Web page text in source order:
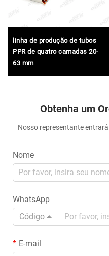
linha de produção de tubos
PPR de quatro camadas 20-
63 mm
Obtenha um
Nosso representante
Nome
WhatsApp
Código
E-mail